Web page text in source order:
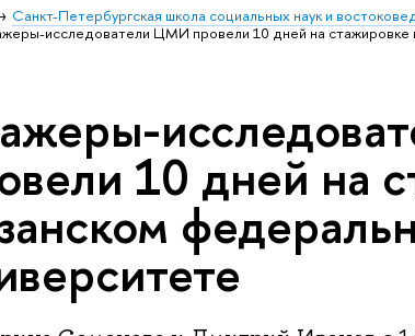
Санкт-Петербургская школа социальных наук и
исследователи ЦМИ провели 10 дней на стажировке
10 дней на